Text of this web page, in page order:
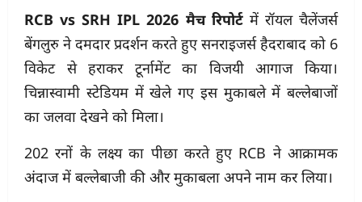
RCB vs SRH IPL 2026 मैच रिपोर्टमें रॉयल चैलेंजर्स
बेंगलुरु ने दमदार प्रदर्शन करते हुए सनराइजर्स हैदराबाद को 6
विकेट से हराकर टूर्नामेंट का विजयी आगाज किया।
चिन्नास्वामी स्टेडियम में खेले गए इस मुकाबले में बल्लेबाजों
का जलवा देखने को मिला।
202 रनों के लक्ष्य का पीछा करते हुए RCB ने आक्रामक
अंदाज में बल्लेबाजी की और मुकाबला अपने नाम कर लिया।